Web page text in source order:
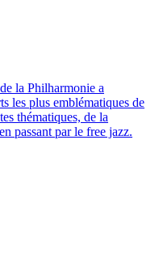
la Philharmonie a
les plus emblématiques de
thématiques, de la
passant par le free jazz.